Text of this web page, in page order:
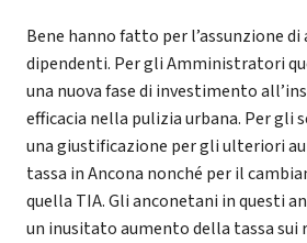
Bene hanno fatto per l’assunzione
dipendenti. Per gli Amministratori
una nuova fase di investimento
efficacia nella pulizia urbana. Per gli
una giustificazione per gli ulteriori
tassa in Ancona nonché per il
quella TIA. Gli anconetani in questi
un inusitato aumento della tassa sui